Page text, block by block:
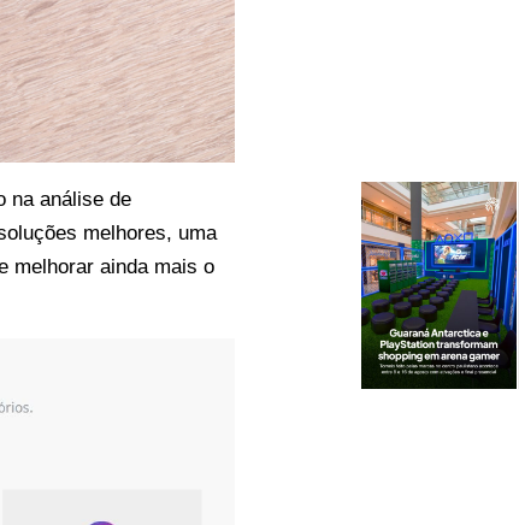
na análise de
melhores, uma
melhorar ainda mais o